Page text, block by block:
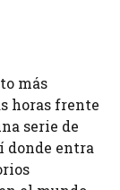
más
horas frente
serie de
donde entra